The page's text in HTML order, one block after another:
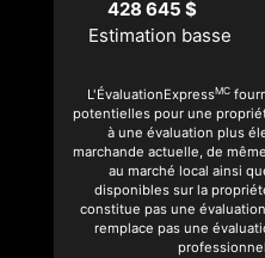
428 645 $
Estimation basse
L'ÉvaluationExpressMC
potentielles pour une
à une évaluation plus
marchande actuelle, de
au marché local ainsi
disponibles sur la
constitue pas une
remplace pas une